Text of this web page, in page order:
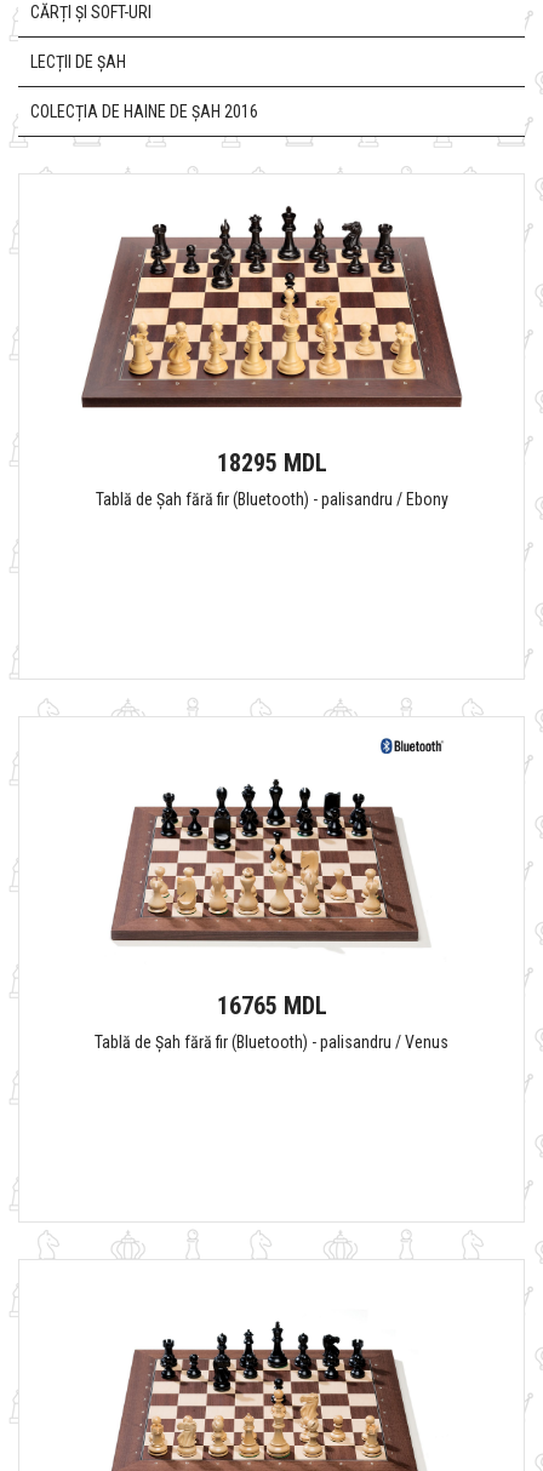
CĂRȚI ȘI SOFT-URI
LECȚII DE ȘAH
COLECȚIA DE HAINE DE ȘAH 2016
18295 MDL
Tablă de Șah fără fir (Bluetooth) - palisandru / Ebony
16765 MDL
Tablă de Șah fără fir (Bluetooth) - palisandru / Venus